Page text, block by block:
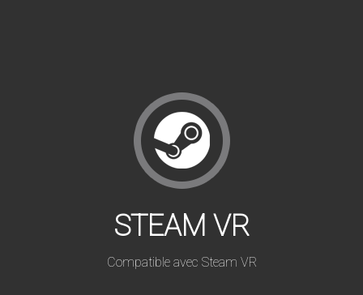
STEAM VR
Compatible avec Steam VR